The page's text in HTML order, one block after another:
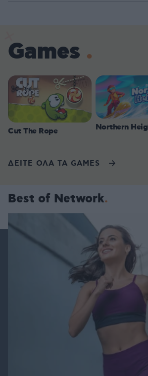
Games
Cut The Rope Northern
ΔΕΙΤΕ ΟΛΑ ΤΑ GAMES
Best of Network